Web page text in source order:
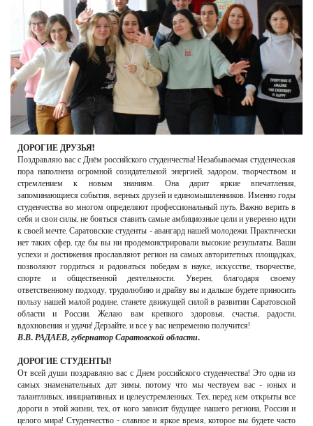
ОБЪЯВЛЕНИЯ
КОНТАКТЫ
ДОРОГИЕ ДРУЗЬЯ!
Поздравляю вас с Днём российского студенчества! Незабываемая студенческая
пора наполнена огромной созидательной энергией, задором, творчеством и
стремлением к новым знаниям. Она дарит яркие впечатления,
запоминающиеся события, верных друзей и единомышленников. Именно годы
студенчества во многом определяют профессиональный путь. Важно верить в
себя и свои силы, не бояться ставить самые амбициозные цели и уверенно идти
к своей мечте. Саратовские студенты - авангард нашей молодежи. Практически
нет таких сфер, где бы вы ни продемонстрировали высокие результаты. Ваши
успехи и достижения прославляют регион на самых авторитетных площадках,
позволяют гордиться и радоваться победам в науке, искусстве, творчестве,
спорте и общественной деятельности. Уверен, благодаря своему
ответственному подходу, трудолюбию и драйву вы и дальше будете приносить
пользу нашей малой родине, станете движущей силой в развитии Саратовской
области и России. Желаю вам крепкого здоровья, счастья, радости,
вдохновения и удачи! Дерзайте, и все у вас непременно получится!
В.В. РАДАЕВ, губернатор Саратовской области.
ДОРОГИЕ СТУДЕНТЫ!
От всей души поздравляю вас с Днем российского студенчества! Это одна из
самых знаменательных дат зимы, потому что мы чествуем вас - юных и
талантливых, инициативных и целеустремленных. Тех, перед кем открыты все
дороги в этой жизни, тех, от кого зависит будущее нашего региона, России и
целого мира! Студенчество - славное и яркое время, которое вы будете часто